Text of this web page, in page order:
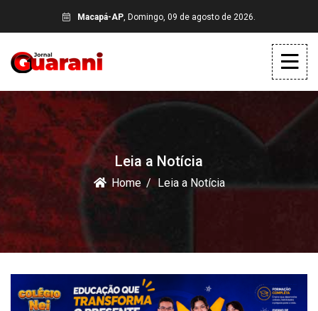
Macapá-AP, Domingo, 09 de agosto de 2026.
Leia a Notícia
Home Leia a Notícia